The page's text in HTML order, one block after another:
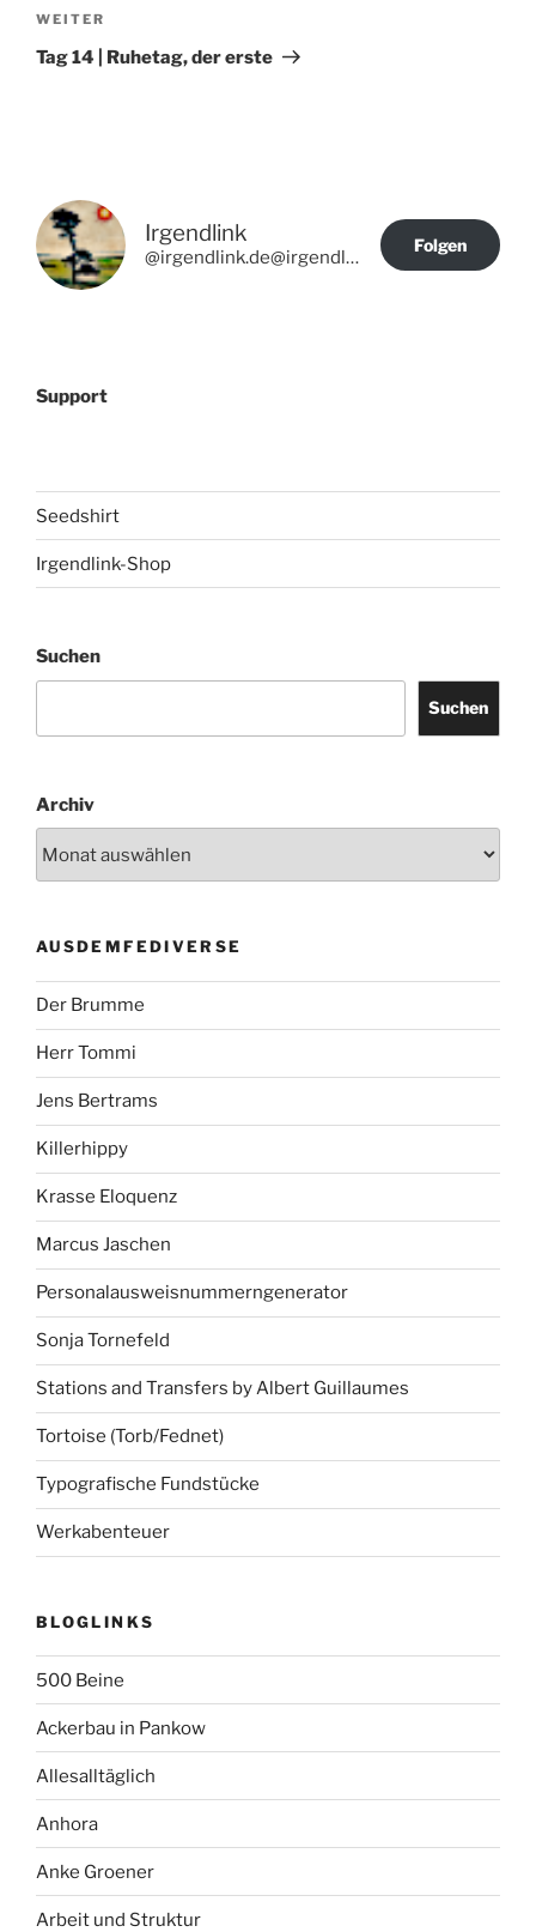
Nächster
Beitrag
WEITER
Tag 14 | Ruhetag, der erste
Irgendlink
@irgendlink.de@irgendlink.de
Folgen
Support
Seedshirt
Irgendlink-Shop
Suchen
Suchen
Archiv
AUSDEMFEDIVERSE
Der Brumme
Herr Tommi
Jens Bertrams
Killerhippy
Krasse Eloquenz
Marcus Jaschen
Personalausweisnummerngenerator
Sonja Tornefeld
Stations and Transfers by Albert Guillaumes
Tortoise (Torb/Fednet)
Typografische Fundstücke
Werkabenteuer
BLOGLINKS
500 Beine
Ackerbau in Pankow
Allesalltäglich
Anhora
Anke Groener
Arbeit und Struktur